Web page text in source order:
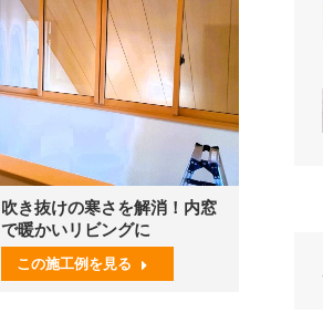
吹き抜けの寒さを解消！内窓
で暖かいリビングに
この施工例を見る